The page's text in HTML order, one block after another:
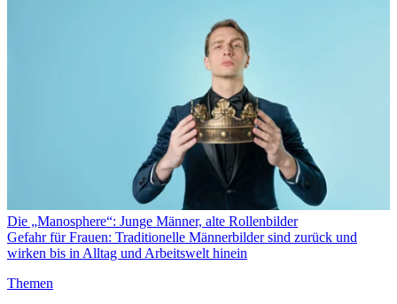
Die „Manosphere“: Junge Männer, alte Rollenbilder
Gefahr für Frauen: Traditionelle Männerbilder sind zurück und
wirken bis in Alltag und Arbeitswelt hinein
Themen